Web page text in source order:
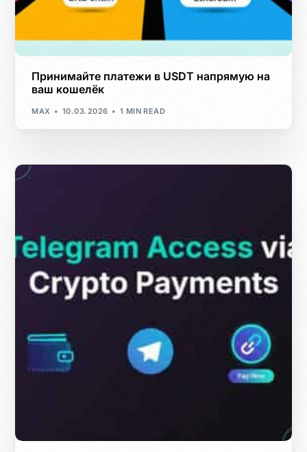
Принимайте платежи в USDT напрямую на
ваш кошелёк
MAX 10.03.2026 1 MIN READ